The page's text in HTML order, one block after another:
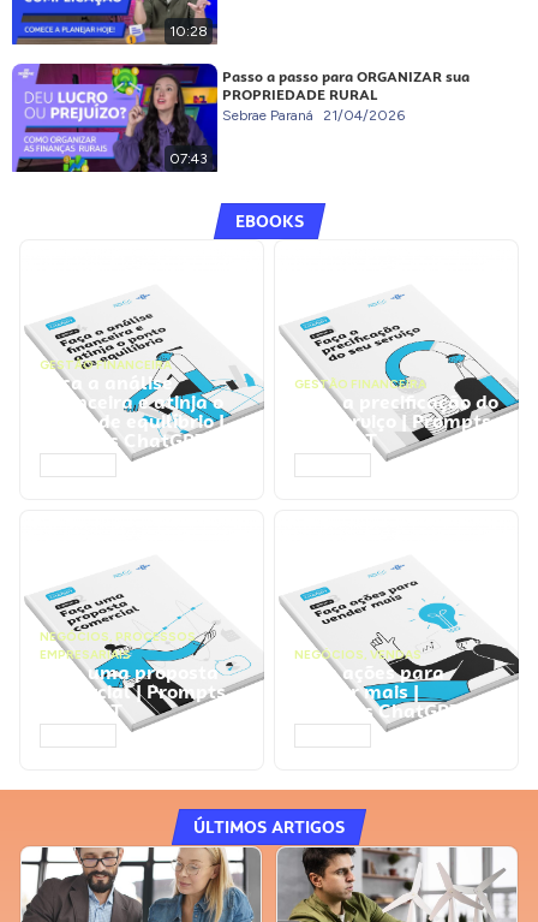
10:28
07:43
Passo a passo para ORGANIZAR sua
PROPRIEDADE RURAL
Sebrae Paraná 21/04/2026
EBOOKS
GESTÃO FINANCEIRA
Faça a análise
financeira e atinja o
ponto de equilíbrio |
Prompts ChatGPT
GESTÃO FINANCEIRA
Faça a precificação do
seu serviço | Prompts
ChatGPT
NEGÓCIOS, PROCESSOS
EMPRESARIAIS
Faça uma proposta
comercial | Prompts
ChatGPT
NEGÓCIOS, VENDAS
Faça ações para
vender mais |
Prompts ChatGPT
ÚLTIMOS ARTIGOS